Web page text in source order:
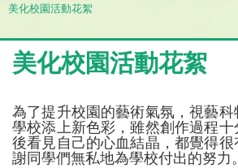
美化校園活動花絮
美化校園活動花絮
為了提升校園的藝術氣氛，視藝
學校添上新色彩，雖然創作過程
後看見自己的心血結晶，都覺得
謝同學們無私地為學校付出的努力。